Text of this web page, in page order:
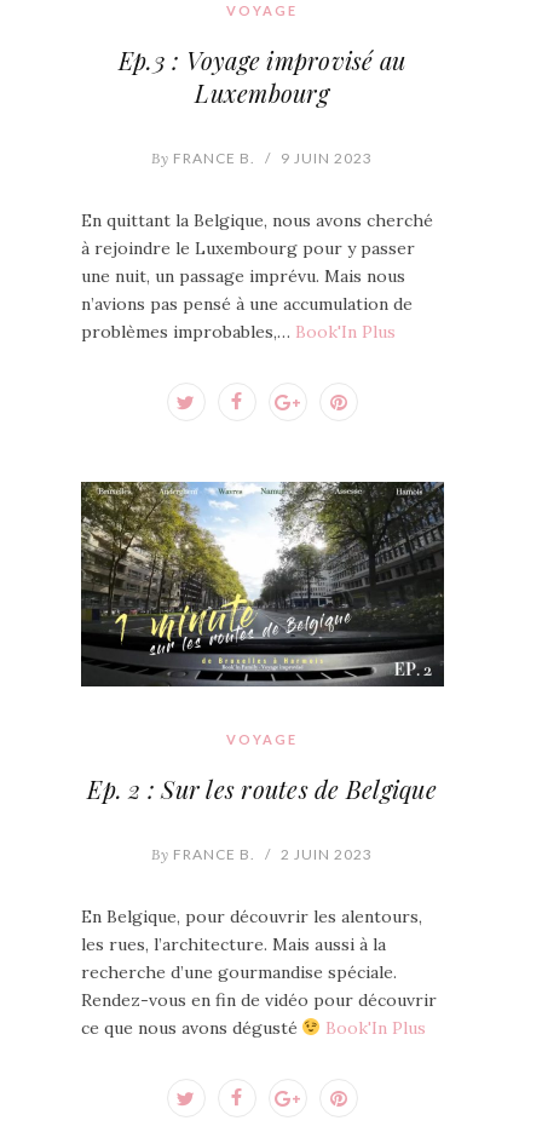
VOYAGE
Ep.3 : Voyage improvisé au
Luxembourg
By FRANCE B. / 9 JUIN 2023
En quittant la Belgique, nous avons cherché
à rejoindre le Luxembourg pour y passer
une nuit, un passage imprévu. Mais nous
n’avions pas pensé à une accumulation de
problèmes improbables,… Book'In Plus
VOYAGE
Ep. 2 : Sur les routes de Belgique
By FRANCE B. / 2 JUIN 2023
En Belgique, pour découvrir les alentours,
les rues, l’architecture. Mais aussi à la
recherche d’une gourmandise spéciale.
Rendez-vous en fin de vidéo pour découvrir
ce que nous avons dégusté
Book'In Plus